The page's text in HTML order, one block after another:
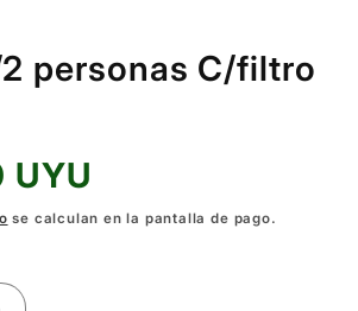
personas C/filtro
se calculan en la pantalla de pago.